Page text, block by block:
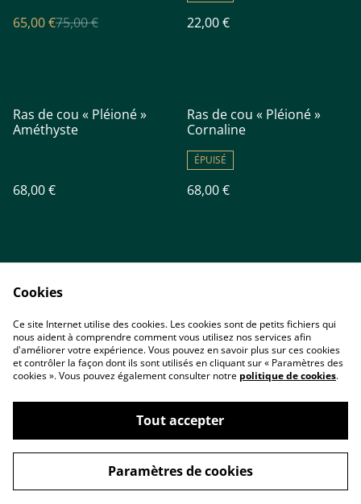
65,00 €75,00 € 22,00 €
Ras de cou « Pléioné »
Améthyste
68,00 €
Ras de cou « Pléioné »
Cornaline
ÉPUISÉ
68,00 €
Accueil
Contact
Conditions
Politique de
confidentialité
Cookies
Ce site Internet utilise des cookies. Les cookies sont de petits fichiers qui
nous aident à comprendre comment vous utilisez nos services afin
d'améliorer votre expérience. Vous pouvez en savoir plus sur ces cookies
et contrôler la façon dont ils sont utilisés en cliquant sur « Paramètres des
cookies ». Vous pouvez également consulter notre politique de cookies.
Tout accepter
Paramètres de cookies